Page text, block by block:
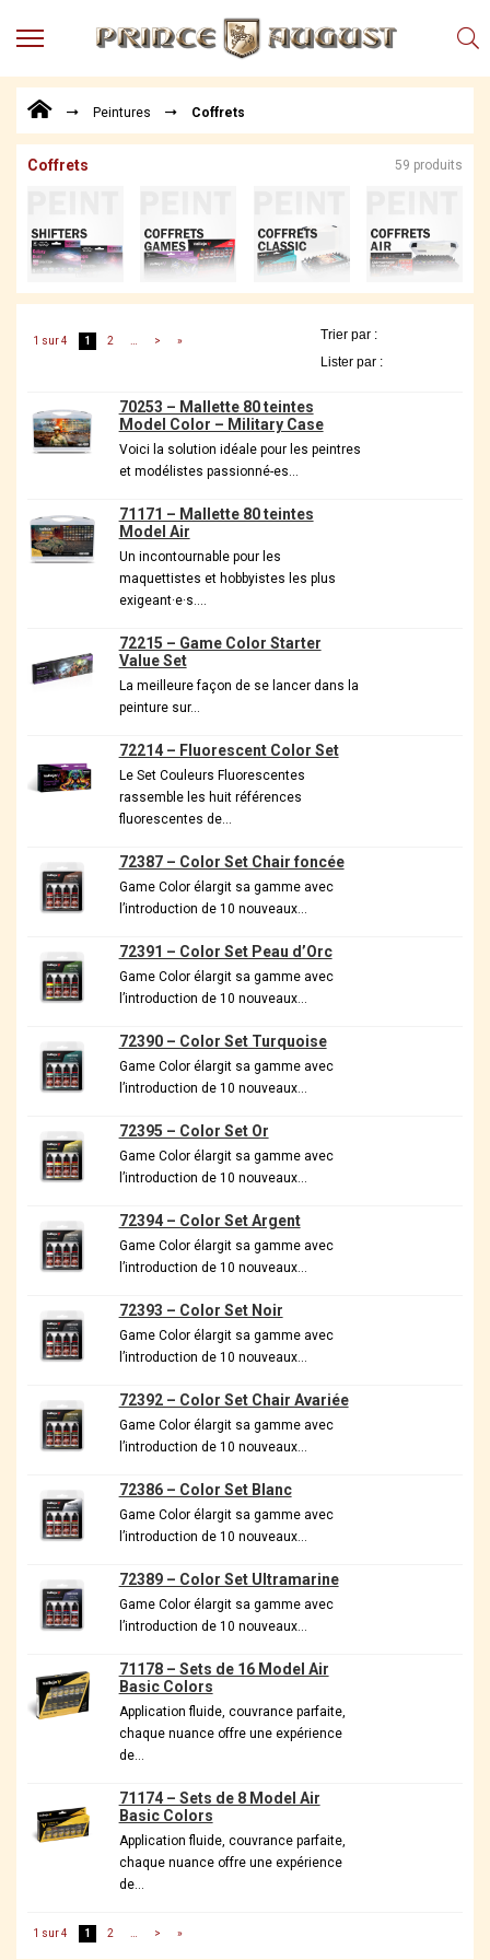
MENU
Points
de
Vente
Téléchargements
Techniques,
astuces
Peintures Coffrets
Coffrets 59 produits
1 sur 4 1 2 > »
70253 – Mallette 80 teintes
Model Color – Military Case
Voici la solution idéale pour les peintres
et modélistes passionné-es…
71171 – Mallette 80 teintes
Model Air
Un incontournable pour les
maquettistes et hobbyistes les plus
exigeant·e·s….
72215 – Game Color Starter
Value Set
La meilleure façon de se lancer dans la
peinture sur…
72214 – Fluorescent Color Set
Le Set Couleurs Fluorescentes
rassemble les huit références
fluorescentes de…
72387 – Color Set Chair foncée
Game Color élargit sa gamme avec
l’introduction de 10 nouveaux…
72391 – Color Set Peau d’Orc
Game Color élargit sa gamme avec
l’introduction de 10 nouveaux…
72390 – Color Set Turquoise
Game Color élargit sa gamme avec
l’introduction de 10 nouveaux…
72395 – Color Set Or
Game Color élargit sa gamme avec
l’introduction de 10 nouveaux…
72394 – Color Set Argent
Game Color élargit sa gamme avec
l’introduction de 10 nouveaux…
72393 – Color Set Noir
Game Color élargit sa gamme avec
l’introduction de 10 nouveaux…
72392 – Color Set Chair Avariée
Game Color élargit sa gamme avec
l’introduction de 10 nouveaux…
72386 – Color Set Blanc
Game Color élargit sa gamme avec
l’introduction de 10 nouveaux…
72389 – Color Set Ultramarine
Game Color élargit sa gamme avec
l’introduction de 10 nouveaux…
71178 – Sets de 16 Model Air
Basic Colors
Application fluide, couvrance parfaite,
chaque nuance offre une expérience
de…
71174 – Sets de 8 Model Air
Basic Colors
Application fluide, couvrance parfaite,
chaque nuance offre une expérience
de…
1 sur 4 1 2 > »